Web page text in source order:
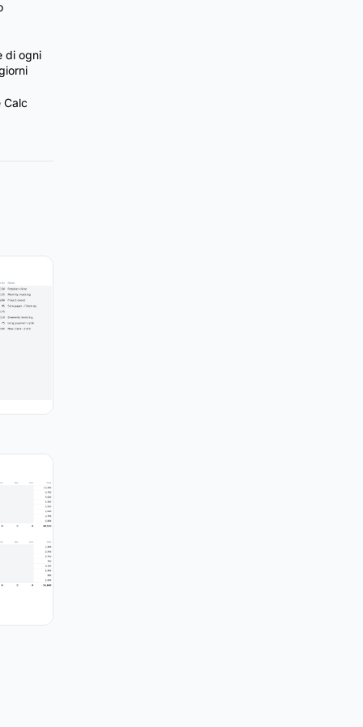
di ogni
Calc